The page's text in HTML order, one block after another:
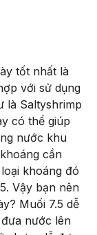
tốt nhất là
với sử dụng
là Saltyshrimp
có thể giúp
nước khu
cần
khoáng đó
Vậy bạn nên
Muối 7.5 dễ
nước lên